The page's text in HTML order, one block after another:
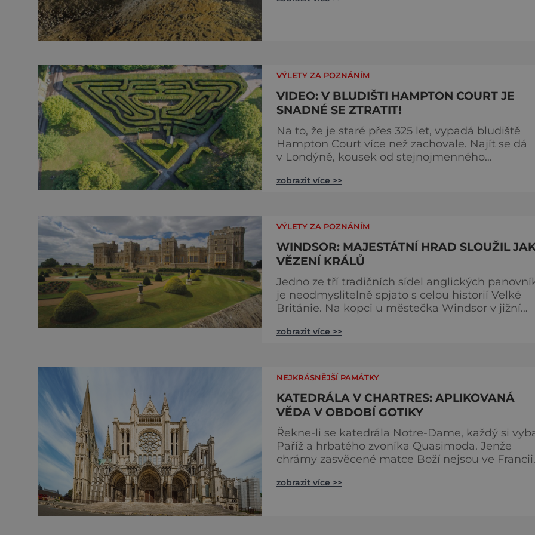
VÝLETY ZA POZNÁNÍM
VIDEO: V BLUDIŠTI HAMPTON COURT JE
SNADNÉ SE ZTRATIT!
Na to, že je staré přes 325 let, vypadá bludiště
Hampton Court více než zachovale. Najít se dá
v Londýně, kousek od stejnojmenného
1695 vydupou architekti George London (asi
skrývá se v něm 800 metrů cest. Původně se v
zobrazit více >>
VÝLETY ZA POZNÁNÍM
WINDSOR: MAJESTÁTNÍ HRAD SLOUŽIL
VĚZENÍ KRÁLŮ
Jedno ze tří tradičních sídel anglických
je neodmyslitelně spjato s celou historií Velké
Británie. Na kopci u městečka Windsor v jižní
gigantická stavba, obklopená věčně zelenými
kteří by chtěli komplex dobýt. Za bezmála 950
zobrazit více >>
NEJKRÁSNĚJŠÍ PAMÁTKY
KATEDRÁLA V CHARTRES: APLIKOVANÁ
VĚDA V OBDOBÍ GOTIKY
Řekne-li se katedrála Notre-Dame, každý si
Paříž a hrbatého zvoníka Quasimoda. Jenže
chrámy zasvěcené matce Boží nejsou ve Francii
se mohou pochlubit stejnojmennou katedrálou,
zobrazit více >>